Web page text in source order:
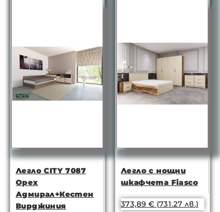
Легло CITY 7087
Орех
Адмирал+Кестен
Вирджиния
Легло с нощни
шкафчета Fiasco
373,89 € (731.27 лв.)